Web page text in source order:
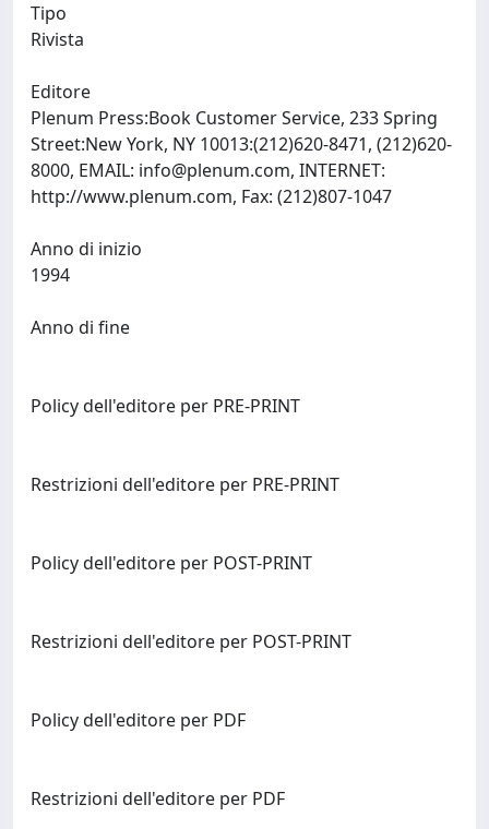
Tipo
Rivista
Editore
Plenum Press:Book Customer Service, 233 Spring
Street:New York, NY 10013:(212)620-8471, (212)620-
8000, EMAIL: info@plenum.com, INTERNET:
Anno di inizio
Anno di fine
Policy dell'editore per PRE-PRINT
Restrizioni dell'editore per PRE-PRINT
Policy dell'editore per POST-PRINT
Restrizioni dell'editore per POST-PRINT
Policy dell'editore per PDF
Restrizioni dell'editore per PDF